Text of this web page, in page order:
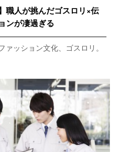
職人が挑んだゴスロリ×伝
ンが凄過ぎる
ッション文化、ゴスロリ。